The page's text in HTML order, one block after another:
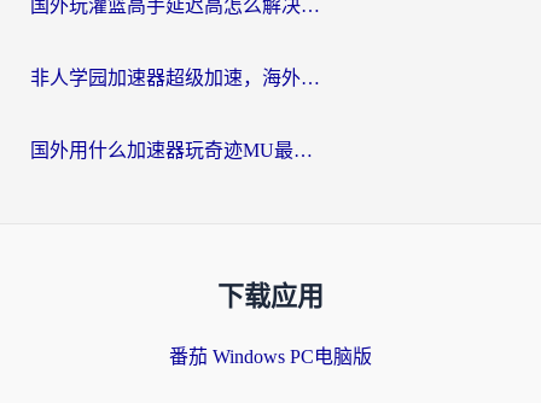
国外玩灌篮高手延迟高怎么解决？海外玩家国服游戏加速终极指南
非人学园加速器超级加速，海外玩家重返国服的通行证
国外用什么加速器玩奇迹MU最好？2026海外玩家国服游戏加速全攻略
下载应用
番茄 Windows PC电脑版